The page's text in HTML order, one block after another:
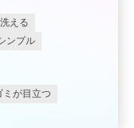
える
ンプル
ミが目立つ